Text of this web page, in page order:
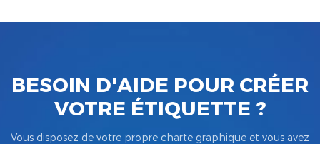
BESOIN D'AIDE POUR CRÉER
VOTRE ÉTIQUETTE ?
Vous disposez de votre propre charte graphique et vous avez